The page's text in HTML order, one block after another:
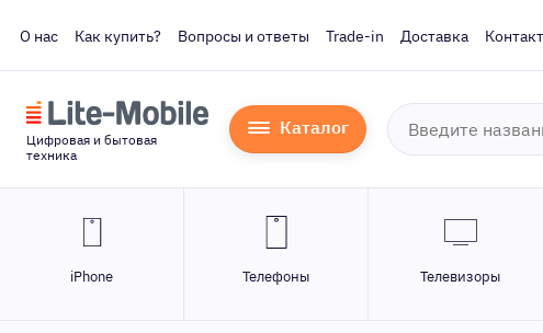
О нас Как купить? Вопросы и ответы Trade-in Доставка
Цифровая и бытовая
техника
Каталог
iPhone Телефоны Телевизоры